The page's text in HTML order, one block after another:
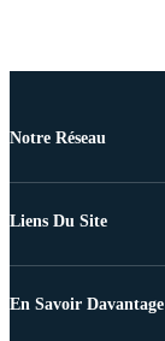
Notre Réseau
Liens Du Site
En Savoir Davantage